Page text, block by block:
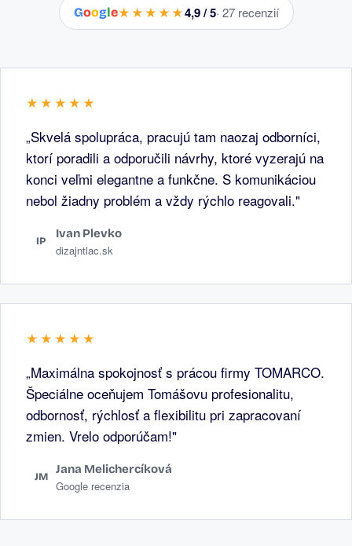
Google★★★★★4,9 / 5· 27 recenzií
★★★★★
„Skvelá spolupráca, pracujú tam naozaj odborníci,
ktorí poradili a odporučili návrhy, ktoré vyzerajú na
konci veľmi elegantne a funkčne. S komunikáciou
nebol žiadny problém a vždy rýchlo reagovali."
IP
Ivan Plevko
dizajntlac.sk
★★★★★
„Maximálna spokojnosť s prácou firmy TOMARCO.
Špeciálne oceňujem Tomášovu profesionalitu,
odbornosť, rýchlosť a flexibilitu pri zapracovaní
zmien. Vrelo odporúčam!"
JM
Jana Melichercíková
Google recenzia